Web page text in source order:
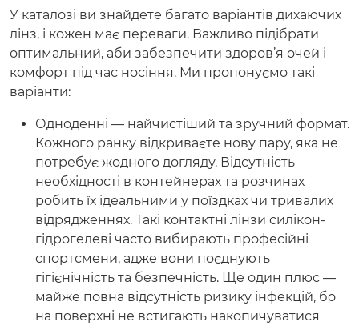
У каталозі ви знайдете багато варіантів дихаючих
лінз, і кожен має переваги. Важливо підібрати
оптимальний, аби забезпечити здоров’я очей і
комфорт під час носіння. Ми пропонуємо такі
варіанти:
Одноденні — найчистіший та зручний формат.
Кожного ранку відкриваєте нову пару, яка не
потребує жодного догляду. Відсутність
необхідності в контейнерах та розчинах
робить їх ідеальними у поїздках чи тривалих
відрядженнях. Такі контактні лінзи силікон-
гідрогелеві часто вибирають професійні
спортсмени, адже вони поєднують
гігієнічність та безпечність. Ще один плюс —
майже повна відсутність ризику інфекцій, бо
на поверхні не встигають накопичуватися